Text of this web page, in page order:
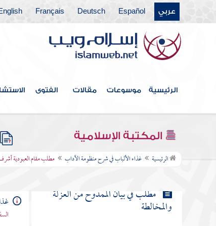
عربي Español
Deutsch
Français
الرئيسية موسوعات مقالات الفتوى
المكتبة الإسلامية
الرئيسية غذاء الألباب في شرح منظومة الآداب مطلب مقام العبودية
مطلب خير جليس المرء كتب تفيده
علوما
مطلب في بيان العقل
مطلب في مدح الخلوة
مطلب مقام العبودية أشرف المقامات
مطلب في بيان الممدوح من العزلة
والمخالطة